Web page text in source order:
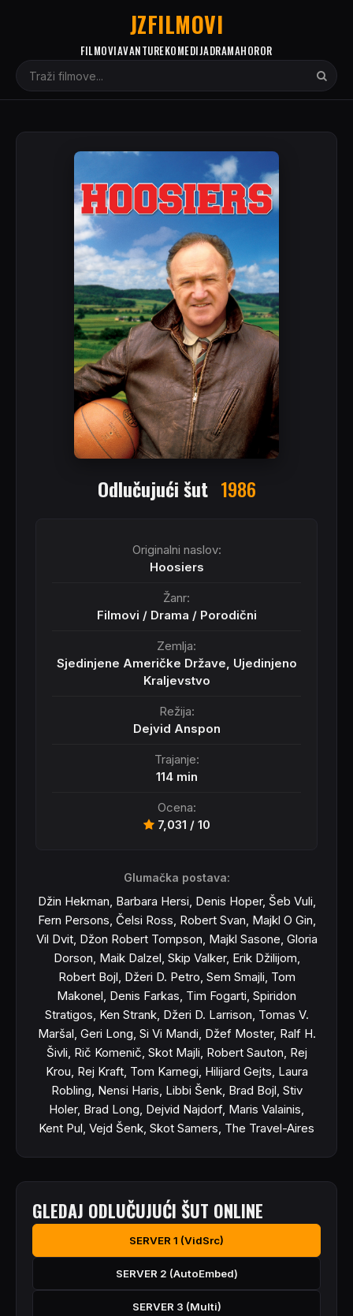
JZFILMOVI
FILMOVIAVANTUREKOMEDIJADRAMAHOROR
Odlučujući šut 1986
Originalni naslov:
Hoosiers
Žanr:
Filmovi / Drama / Porodični
Zemlja:
Sjedinjene Američke Države, Ujedinjeno
Kraljevstvo
Režija:
Dejvid Anspon
Trajanje:
114 min
Ocena:
7,031 / 10
Glumačka postava:
Džin Hekman, Barbara Hersi, Denis Hoper, Šeb Vuli,
Fern Persons, Čelsi Ross, Robert Svan, Majkl O Gin,
Vil Dvit, Džon Robert Tompson, Majkl Sasone, Gloria
Dorson, Maik Dalzel, Skip Valker, Erik Džilijom,
Robert Bojl, Džeri D. Petro, Sem Smajli, Tom
Makonel, Denis Farkas, Tim Fogarti, Spiridon
Stratigos, Ken Strank, Džeri D. Larrison, Tomas V.
Maršal, Geri Long, Si Vi Mandi, Džef Moster, Ralf H.
Šivli, Rič Komenič, Skot Majli, Robert Sauton, Rej
Krou, Rej Kraft, Tom Karnegi, Hilijard Gejts, Laura
Robling, Nensi Haris, Libbi Šenk, Brad Bojl, Stiv
Holer, Brad Long, Dejvid Najdorf, Maris Valainis,
Kent Pul, Vejd Šenk, Skot Samers, The Travel-Aires
GLEDAJ ODLUČUJUĆI ŠUT ONLINE
SERVER 1 (VidSrc)
SERVER 2 (AutoEmbed)
SERVER 3 (Multi)